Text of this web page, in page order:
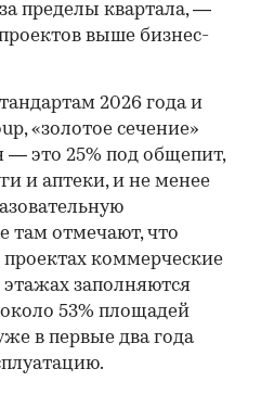
пределы квартала, —
выше бизнес-
2026 года и
«золотое сечение»
— это 25% под общепит,
и аптеки, и не менее
там отмечают, что
коммерческие
заполняются
53% площадей
в первые два года